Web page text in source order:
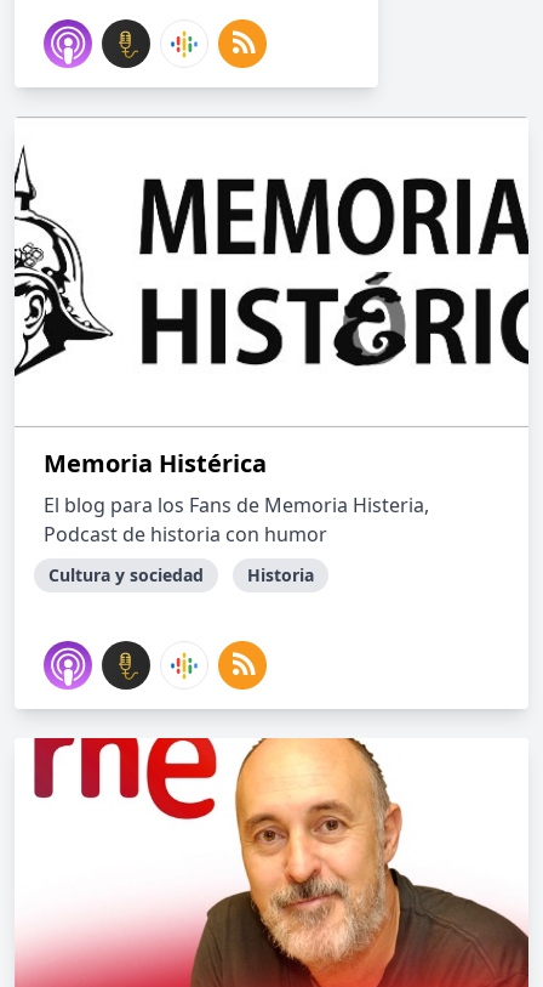
Memoria Histérica
El blog para los Fans de Memoria Histeria,
Podcast de historia con humor
Cultura y sociedad Historia